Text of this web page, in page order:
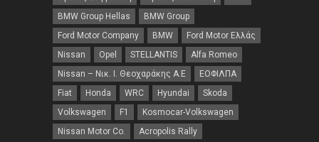
BMW Group Hellas
BMW Group
Ford Motor Company
BMW
Ford Motor Ελλάς
Nissan
Opel STELLANTIS
Alfa Romeo
Nissan – Νικ. Ι. Θεοχαράκης Α.Ε
ΕΟΦΙΛΠΑ
Fiat
Honda WRC Hyundai
Skoda
Volkswagen
F1
Kosmocar-Volkswagen
Nissan Motor Co.
Acropolis Rally